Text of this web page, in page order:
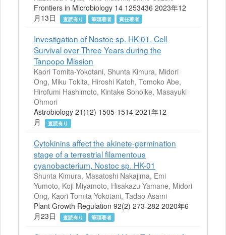
Frontiers in Microbiology 14 1253436 2023年12
月13日
査読有り 筆頭著者 責任著者
Investigation of Nostoc sp. HK-01, Cell
Survival over Three Years during the
Tanpopo Mission
Kaori Tomita-Yokotani, Shunta Kimura, Midori
Ong, Miku Tokita, Hiroshi Katoh, Tomoko Abe,
Hirofumi Hashimoto, Kintake Sonoike, Masayuki
Ohmori
Astrobiology 21(12) 1505-1514 2021年12
月
査読有り
Cytokinins affect the akinete-germination
stage of a terrestrial filamentous
cyanobacterium, Nostoc sp. HK-01
Shunta Kimura, Masatoshi Nakajima, Emi
Yumoto, Koji Miyamoto, Hisakazu Yamane, Midori
Ong, Kaori Tomita-Yokotani, Tadao Asami
Plant Growth Regulation 92(2) 273-282 2020年6
月23日
査読有り 筆頭著者